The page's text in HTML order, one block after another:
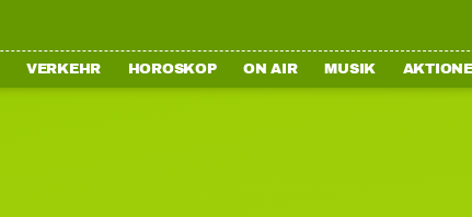
VERKEHR HOROSKOP ON AIR MUSIK